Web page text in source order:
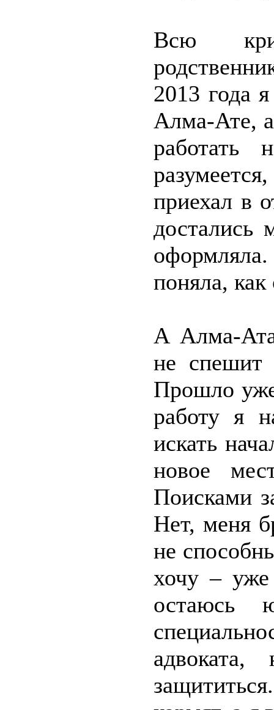
Всю
2013 года
Алма-Ате,
работать
приехал в
достались
поняла, как
А Алма-
не спешит
Прошло
работу я
искать
новое
Поисками
Нет, меня
не
хочу –
остаюсь